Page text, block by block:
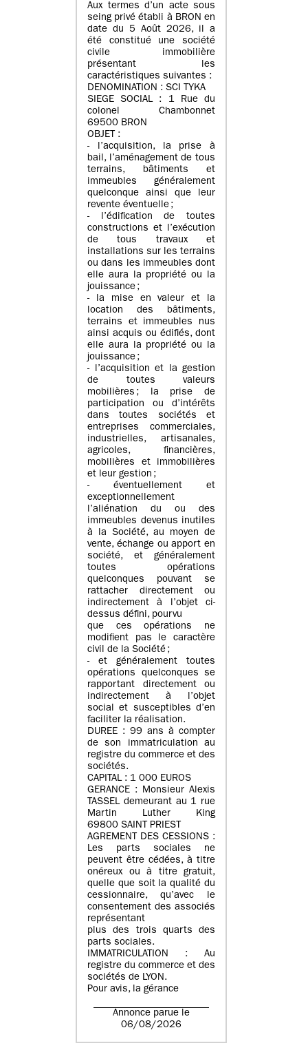
Aux termes d’un acte sous
seing privé établi à BRON en
date du 5 Août 2026, il a
été constitué une société
civile immobilière
présentant les
caractéristiques suivantes :
DENOMINATION : SCI TYKA
SIEGE SOCIAL : 1 Rue du
colonel Chambonnet
69500 BRON
OBJET :
- l’acquisition, la prise à
bail, l’aménagement de tous
terrains, bâtiments et
immeubles généralement
quelconque ainsi que leur
revente éventuelle ;
- l’édification de toutes
constructions et l’exécution
de tous travaux et
installations sur les terrains
ou dans les immeubles dont
elle aura la propriété ou la
jouissance ;
- la mise en valeur et la
location des bâtiments,
terrains et immeubles nus
ainsi acquis ou édifiés, dont
elle aura la propriété ou la
jouissance ;
- l’acquisition et la gestion
de toutes valeurs
mobilières ; la prise de
participation ou d’intérêts
dans toutes sociétés et
entreprises commerciales,
industrielles, artisanales,
agricoles, financières,
mobilières et immobilières
et leur gestion ;
- éventuellement et
exceptionnellement
l’aliénation du ou des
immeubles devenus inutiles
à la Société, au moyen de
vente, échange ou apport en
société, et généralement
toutes opérations
quelconques pouvant se
rattacher directement ou
indirectement à l’objet ci-
dessus défini, pourvu
que ces opérations ne
modifient pas le caractère
civil de la Société ;
- et généralement toutes
opérations quelconques se
rapportant directement ou
indirectement à l’objet
social et susceptibles d’en
faciliter la réalisation.
DUREE : 99 ans à compter
de son immatriculation au
registre du commerce et des
sociétés.
CAPITAL : 1 000 EUROS
GERANCE : Monsieur Alexis
TASSEL demeurant au 1 rue
Martin Luther King
69800 SAINT PRIEST
AGREMENT DES CESSIONS :
Les parts sociales ne
peuvent être cédées, à titre
onéreux ou à titre gratuit,
quelle que soit la qualité du
cessionnaire, qu’avec le
consentement des associés
représentant
plus des trois quarts des
parts sociales.
IMMATRICULATION : Au
registre du commerce et des
sociétés de LYON.
Pour avis, la gérance
Annonce parue le
06/08/2026